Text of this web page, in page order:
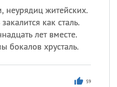
неурядиц житейских.
как сталь.
лет вместе.
бокалов хрусталь.
59